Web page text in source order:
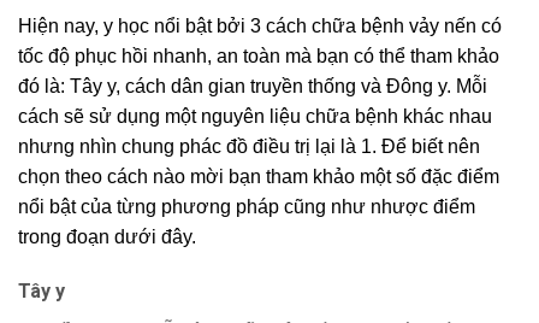
Hiện nay, y học nổi bật bởi 3 cách chữa bệnh vảy nến có
tốc độ phục hồi nhanh, an toàn mà bạn có thể tham khảo
đó là: Tây y, cách dân gian truyền thống và Đông y. Mỗi
cách sẽ sử dụng một nguyên liệu chữa bệnh khác nhau
nhưng nhìn chung phác đồ điều trị lại là 1. Để biết nên
chọn theo cách nào mời bạn tham khảo một số đặc điểm
nổi bật của từng phương pháp cũng như nhược điểm
trong đoạn dưới đây.
Tây y